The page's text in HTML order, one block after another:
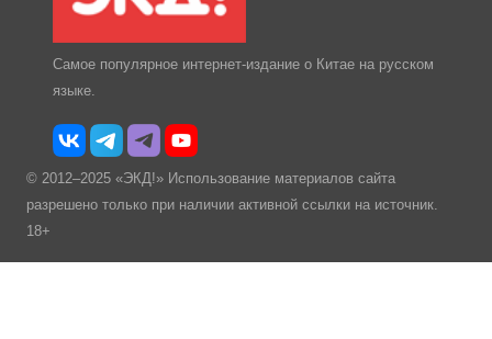
Самое популярное интернет-издание о Китае на русском
языке.
© 2012–2025 «ЭКД!» Использование материалов сайта
разрешено только при наличии активной ссылки на источник.
18+